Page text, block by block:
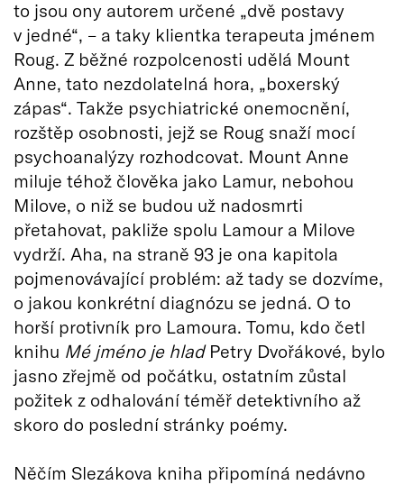
to jsou ony autorem určené „dvě postavy
v jedné“, – a taky klientka terapeuta jménem
Roug. Z běžné rozpolcenosti udělá Mount
Anne, tato nezdolatelná hora, „boxerský
zápas“. Takže psychiatrické onemocnění,
rozštěp osobnosti, jejž se Roug snaží mocí
psychoanalýzy rozhodcovat. Mount Anne
miluje téhož člověka jako Lamur, nebohou
Milove, o niž se budou už nadosmrti
přetahovat, pakliže spolu Lamour a Milove
vydrží. Aha, na straně 93 je ona kapitola
pojmenovávající problém: až tady se dozvíme,
o jakou konkrétní diagnózu se jedná. O to
horší protivník pro Lamoura. Tomu, kdo četl
knihu Mé jméno je hladPetry Dvořákové, bylo
jasno zřejmě od počátku, ostatním zůstal
požitek z odhalování téměř detektivního až
skoro do poslední stránky poémy.
Něčím Slezákova kniha připomíná nedávno